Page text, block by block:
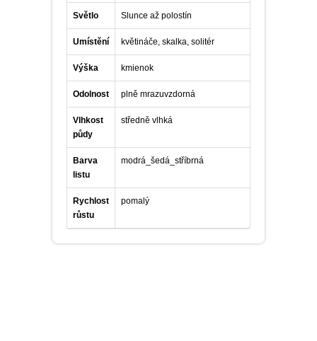
Světlo Slunce až polostín
Umístění květináče, skalka, solitér
Výška kmienok
Odolnost plně mrazuvzdorná
Vlhkost
půdy
středně vlhká
Barva
listu
modrá_šedá_stříbrná
Rychlost
růstu
pomalý